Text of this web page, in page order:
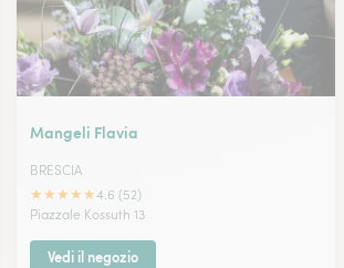
Mangeli Flavia
BRESCIA
★★★★★4.6 (52)
Piazzale Kossuth 13
Vedi il negozio